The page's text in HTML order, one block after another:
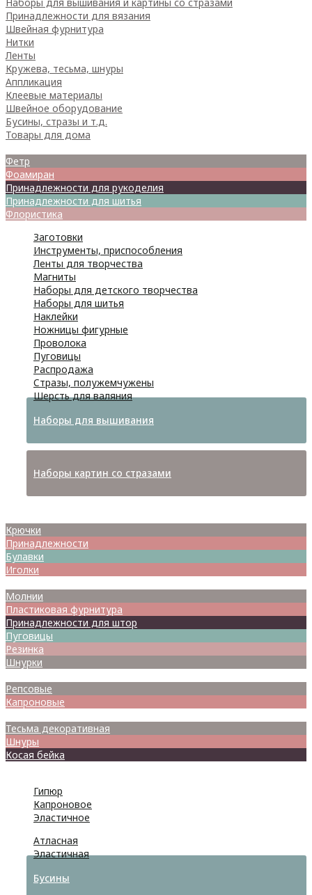
Принадлежности для вязания
Швейная фурнитура
Нитки
Ленты
Кружева, тесьма, шнуры
Аппликация
Клеевые материалы
Швейное оборудование
Бусины, стразы и т.д.
Товары для дома
Фетр
Фоамиран
Принадлежности для рукоделия
Принадлежности для шитья
Флористика
Заготовки
Инструменты, приспособления
Ленты для творчества
Магниты
Наборы для детского творчества
Наборы для шитья
Наклейки
Ножницы фигурные
Проволока
Пуговицы
Распродажа
Стразы, полужемчужены
Шерсть для валяния
Наборы для вышивания
Наборы картин со стразами
Крючки
Принадлежности
Булавки
Иголки
Молнии
Пластиковая фурнитура
Принадлежности для штор
Пуговицы
Резинка
Шнурки
Репсовые
Капроновые
Тесьма декоративная
Шнуры
Косая бейка
Гипюр
Капроновое
Эластичное
Атласная
Эластичная
Бусины